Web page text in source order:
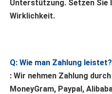
Unterstützung. Setzen Sie
Wirklichkeit.
Q: Wie man Zahlung leistet?
: Wir nehmen Zahlung
MoneyGram, Paypal,